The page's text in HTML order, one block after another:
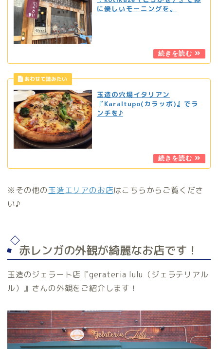
に優しいモーニングを。
玉造の穴場イタリアン
『Karaltupo(カラッポ)』でラ
ンチを♪
※その他の玉造エリアのお店はこちらからご覧くださ
い♪
赤レンガの外観が綺麗なお店です！
玉造のジェラート店『gerateria lulu（ジェラテリアル
ル）』さんの外観をご紹介します！